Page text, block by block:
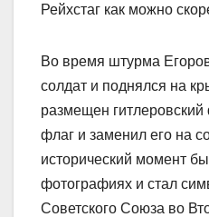
Рейхстаг как можно
Во время штурма
солдат и поднялся на
размещен
флаг и заменил его на
исторический момент
фотографиях и стал
Советского Союза во